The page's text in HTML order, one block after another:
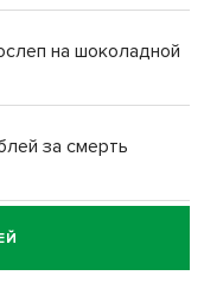
на шоколадной
за смерть
за смерть